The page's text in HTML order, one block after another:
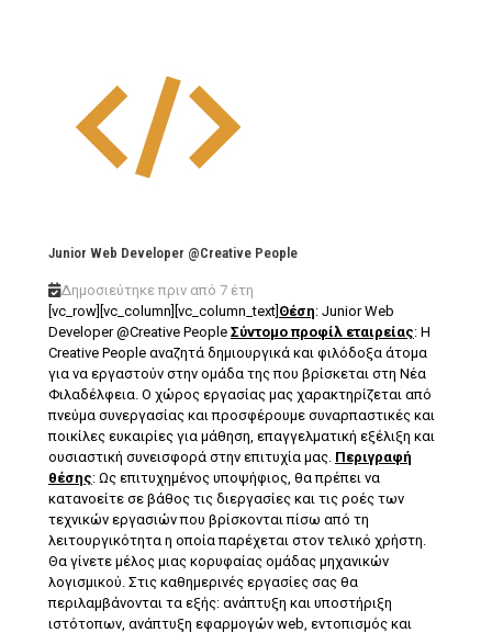
Junior Web Developer @Creative People
Δημοσιεύτηκε πριν από 7 έτη
[vc_row][vc_column][vc_column_text] Θέση: Junior Web
Developer @Creative People Σύντομο προφίλ εταιρείας: Η
Creative People αναζητά δημιουργικά και φιλόδοξα άτομα
για να εργαστούν στην ομάδα της που βρίσκεται στη Νέα
Φιλαδέλφεια. Ο χώρος εργασίας μας χαρακτηρίζεται από
πνεύμα συνεργασίας και προσφέρουμε συναρπαστικές και
ποικίλες ευκαιρίες για μάθηση, επαγγελματική εξέλιξη και
ουσιαστική συνεισφορά στην επιτυχία μας. Περιγραφή
θέσης: Ως επιτυχημένος υποψήφιος, θα πρέπει να
κατανοείτε σε βάθος τις διεργασίες και τις ροές των
τεχνικών εργασιών που βρίσκονται πίσω από τη
λειτουργικότητα η οποία παρέχεται στον τελικό χρήστη.
Θα γίνετε μέλος μιας κορυφαίας ομάδας μηχανικών
λογισμικού. Στις καθημερινές εργασίες σας θα
περιλαμβάνονται τα εξής: ανάπτυξη και υποστήριξη
ιστότοπων, ανάπτυξη εφαρμογών web, εντοπισμός και